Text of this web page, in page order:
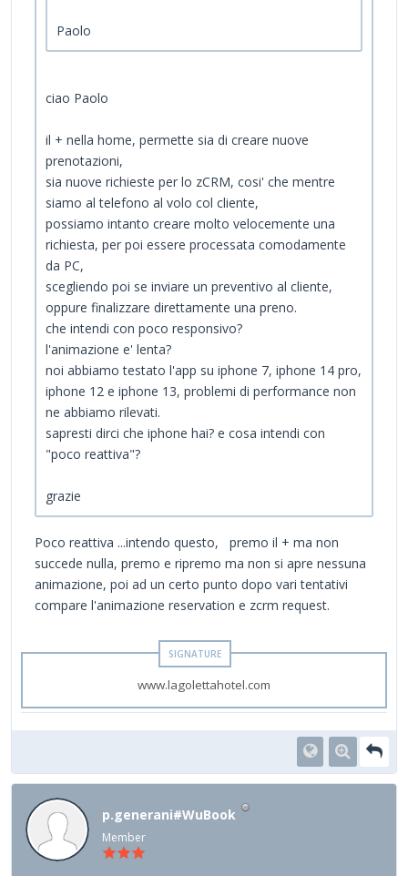
Paolo
ciao Paolo
il + nella home, permette sia di creare nuove
prenotazioni,
sia nuove richieste per lo zCRM, cosi' che mentre
siamo al telefono al volo col cliente,
possiamo intanto creare molto velocemente una
richiesta, per poi essere processata comodamente
da PC,
scegliendo poi se inviare un preventivo al cliente,
oppure finalizzare direttamente una preno.
che intendi con poco responsivo?
l'animazione e' lenta?
noi abbiamo testato l'app su iphone 7, iphone 14 pro,
iphone 12 e iphone 13, problemi di performance non
ne abbiamo rilevati.
sapresti dirci che iphone hai? e cosa intendi con
"poco reattiva"?
grazie
Poco reattiva ...intendo questo, premo il + ma non
succede nulla, premo e ripremo ma non si apre nessuna
animazione, poi ad un certo punto dopo vari tentativi
compare l'animazione reservation e zcrm request.
www.lagolettahotel.com
p.generani#WuBook
Member